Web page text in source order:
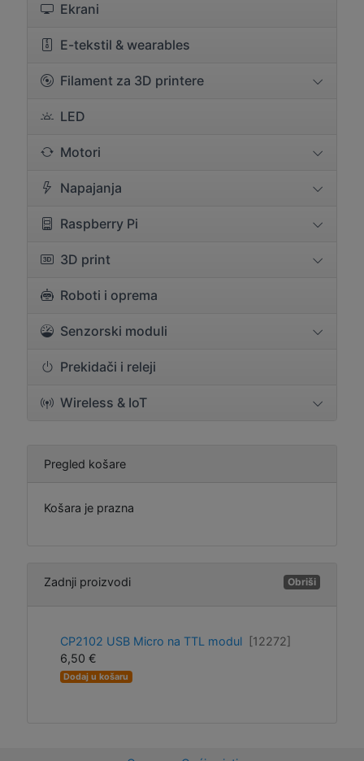
Ekrani
E-tekstil & wearables
Filament za 3D printere
LED
Motori
Napajanja
Raspberry Pi
3D print
Roboti i oprema
Senzorski moduli
Prekidači i releji
Wireless & IoT
Pregled košare
Košara je prazna
Zadnji proizvodi Obriši
CP2102 USB Micro na TTL modul
[12272]
6,50 €
Dodaj u košaru